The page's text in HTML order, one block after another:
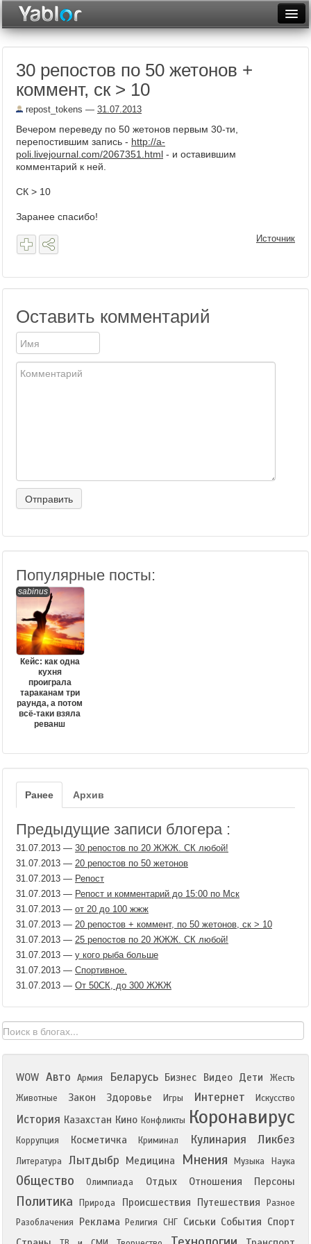
Неделя
Месяц
Архив
30 репостов по 50 жетонов +
коммент, ск > 10
repost_tokens — 31.07.2013
Вечером переведу по 50 жетонов первым 30-ти,
перепостившим запись - http://a-
poli.livejournal.com/2067351.html - и оставившим
комментарий к ней.
СК > 10
Заранее спасибо!
Источник
Оставить комментарий
Популярные посты:
sabinus
Кейс: как одна
кухня
проиграла
тараканам три
раунда, а потом
всё-таки взяла
реванш
Ранее Архив
Предыдущие записи блогера :
31.07.2013 — 30 репостов по 20 ЖЖЖ. СК любой!
31.07.2013 — 20 репостов по 50 жетонов
31.07.2013 — Репост
31.07.2013 — Репост и комментарий до 15:00 по Мск
31.07.2013 — от 20 до 100 жжж
31.07.2013 — 20 репостов + коммент, по 50 жетонов, ск > 10
31.07.2013 — 25 репостов по 20 ЖЖЖ. СК любой!
31.07.2013 — у кого рыба больше
31.07.2013 — Спортивное.
31.07.2013 — От 50СК, до 300 ЖЖЖ
WOW Авто Армия Беларусь Бизнес Видео Дети
Жесть
Животные
Закон Здоровье Игры Интернет Искусство
История Казахстан Кино Конфликты Коронавирус
Коррупция Косметичка Криминал Кулинария Ликбез
Литература Лытдыбр Медицина Мнения Музыка Наука
Общество Олимпиада Отдых Отношения Персоны
Политика Природа Происшествия Путешествия
Разное
Разоблачения
Реклама Религия СНГ Сиськи События Спорт